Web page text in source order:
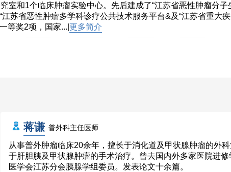
室和1个临床肿瘤实验中心。先后建成了“江苏省恶性肿瘤分子
苏省恶性肿瘤多学科诊疗公共技术服务平台&及“江苏省重大
等奖2项，国家...| 更多简介
蒋谦 普外科主任医师
从事普外肿瘤临床20余年，擅长于消化道及甲状腺肿瘤的外
于肝胆胰及甲状腺肿瘤的手术治疗。曾去国内外多家医院进
医学会江苏分会胰腺学组委员。发表论文十余篇。